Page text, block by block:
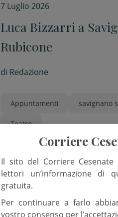
7 Luglio 2026
Luca Bizzarri a
Rubicone
di Redazione
Appuntamenti savignano
Teatro
RUBICONE
Corriere
Il sito del Corriere
lettori un’informazione di
gratuita.
Per continuare a farlo
vostro consenso per